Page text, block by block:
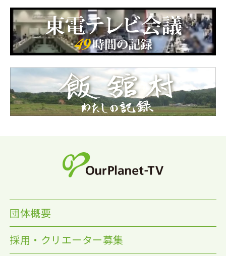
団体概要
採用・クリエーター募集